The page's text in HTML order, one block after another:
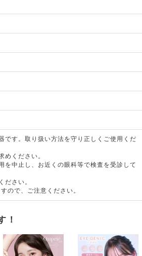
です。取り扱い方法を守り正しくご使用くだ
めください。
を中止し、お近くの眼科等で検査を受診して
ださい。
ので、ご注意ください。
！